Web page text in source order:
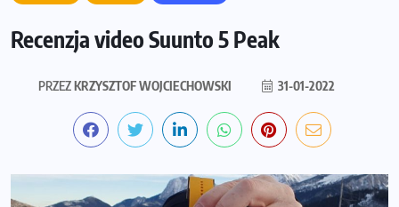
Recenzja video Suunto 5 Peak
PRZEZKRZYSZTOF WOJCIECHOWSKI 31-01-2022